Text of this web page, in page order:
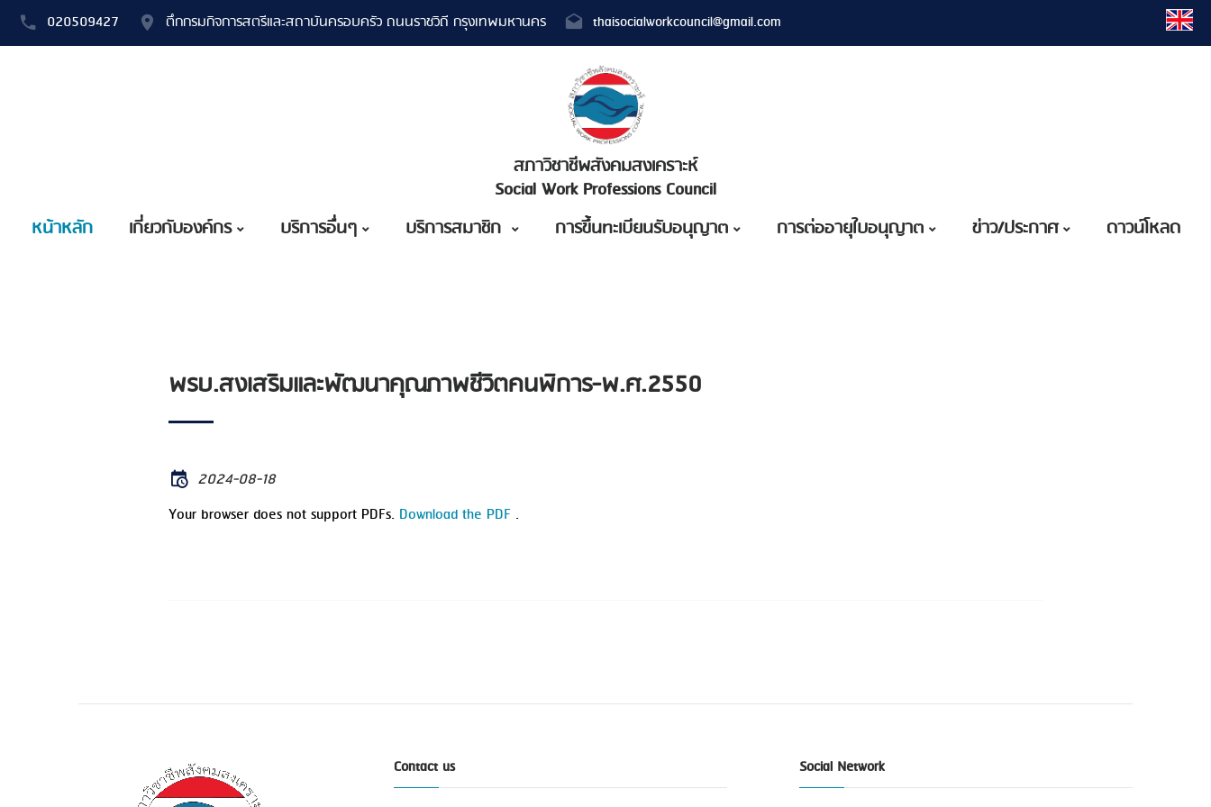
020509427 ตึกกรมกิจการสตรีและสถาบันครอบครัว ถนนราชวิถี กรุงเทพมหานคร thaisocialworkcouncil@gmail.com
สภาวิชาชีพสังคมสงเคราะห์
Social Work Professions Council
หน้าหลัก
เกี่ยวกับองค์กร บริการอื่นๆ บริการสมาชิก การขึ้นทะเบียนรับอนุญาต การต่ออายุใบอนุญาต ข่าว/ประกาศ ดาวน์โหลด
พรบ.สงเสริมและพัฒนาคุณภาพชีวิตคนพิการ-พ.ศ.2550
2024-08-18
Your browser does not support PDFs. Download the PDF .
Contact us Social Network